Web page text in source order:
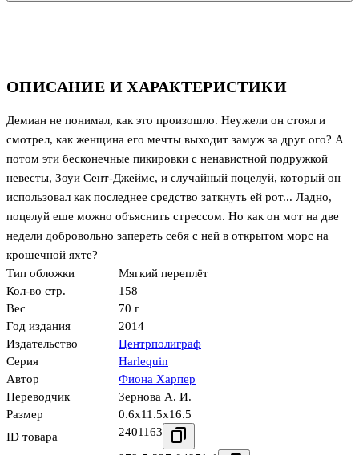
ОПИСАНИЕ И ХАРАКТЕРИСТИКИ
Демиан не понимал, как это произошло. Неужели он стоял и
смотрел, как женщина его мечты выходит замуж за друг ого? А
потом эти бесконечные пикировки с ненавистной подружкой
невесты, Зоуи Сент-Джеймс, и случайный поцелуй, который он
использовал как последнее средство заткнуть ей рот... Ладно,
поцелуй еше можно объяснить стрессом. Но как он мот на две
недели добровольно запереть себя с ней в открытом морс на
крошечной яхте?
Тип обложки
Мягкий переплёт
Кол-во стр.
158
Вес
70 г
Год издания
2014
Издательство
Центрполиграф
Серия
Harlequin
Автор
Фиона Харпер
Переводчик
Зернова А. И.
Размер
0.6x11.5x16.5
ID товара
2401163